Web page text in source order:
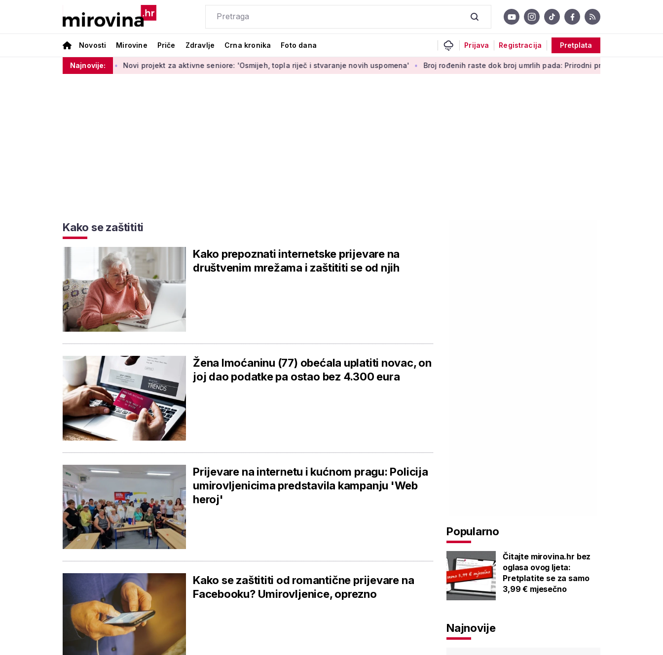
Novosti Mirovine Priče Zdravlje Crna kronika Foto dana Prijava Registracija Pretplata
Najnovije:
2027. godine Novi projekt za aktivne seniore: 'Osmijeh, topla riječ i stvaranje novih uspomena' Broj rođenih raste dok broj umrlih pada: Prirodni prirast svejedno je negativan
Kako se zaštititi
Kako prepoznati internetske prijevare na
društvenim mrežama i zaštititi se od njih
Žena Imoćaninu (77) obećala uplatiti novac, on
joj dao podatke pa ostao bez 4.300 eura
Prijevare na internetu i kućnom pragu: Policija
umirovljenicima predstavila kampanju 'Web
heroj'
Kako se zaštititi od romantične prijevare na
Facebooku? Umirovljenice, oprezno
Popularno
Čitajte mirovina.hr bez
oglasa ovog ljeta:
Pretplatite se za samo
3,99 € mjesečno
Najnovije